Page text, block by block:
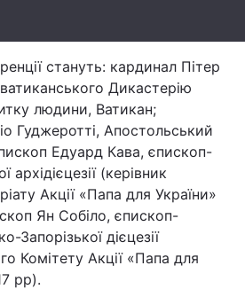
стануть: кардинал Пітер
Дикастерію
людини, Ватикан;
Гуджеротті, Апостольський
Едуард Кава, єпископ-
архідієцезії (керівник
Акції «Папа для України»
Ян Собіло, єпископ-
Запорізької дієцезії
Комітету Акції «Папа для
рр).